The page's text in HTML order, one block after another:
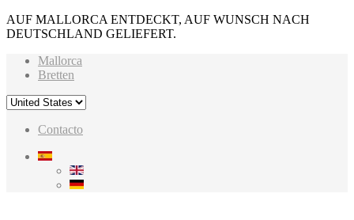
AUF MALLORCA ENTDECKT, AUF WUNSCH NACH
DEUTSCHLAND GELIEFERT.
Mallorca
Bretten
Contacto